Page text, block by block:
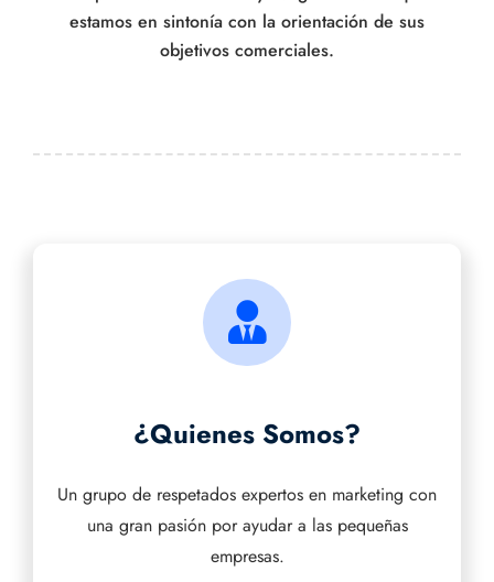
estamos en sintonía con la orientación de sus
objetivos comerciales.
¿Quienes Somos?
Un grupo de respetados expertos en marketing con
una gran pasión por ayudar a las pequeñas
empresas.